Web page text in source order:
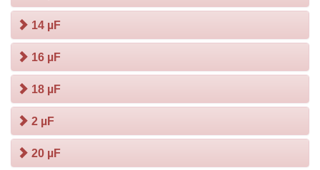
14 µF
16 µF
18 µF
2 µF
20 µF